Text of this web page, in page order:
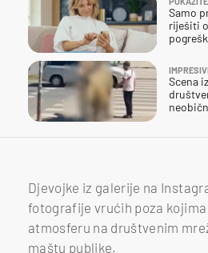
Samo
riješiti
Scena
Djevojke iz galerije na
fotografije vrućih poza
atmosferu na društvenim
maštu publike.